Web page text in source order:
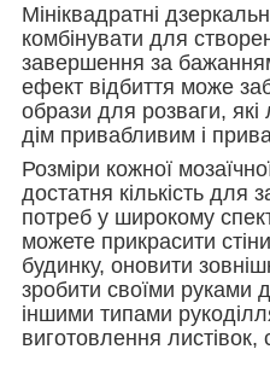
Мініквадратні
комбінувати для
завершення за
ефект відбиття може
образи для розваги,
дім привабливим і
Розміри кожної
достатня кількість для
потреб у широкому
можете прикрасити
будинку, оновити
зробити своїми руками
іншими типами
виготовлення листівок,